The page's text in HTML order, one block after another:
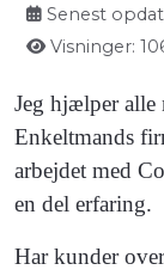
Senest
Visninger:
Jeg hjælper alle
Enkeltmands
arbejdet med
en del erfaring.
Har kunder